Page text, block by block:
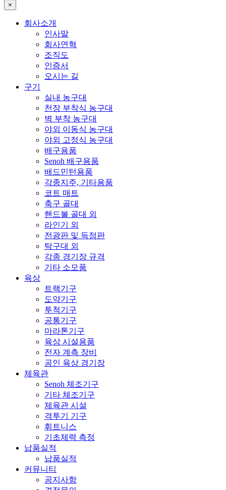
×
회사소개
인사말
회사연혁
조직도
인증서
오시는 길
구기
실내 농구대
천장 부착식 농구대
벽 부착 농구대
야외 이동식 농구대
야외 고정식 농구대
배구용품
Senoh 배구용품
배드민턴용품
각종지주, 기타용품
코트 매트
축구 골대
핸드볼 골대 외
라인기 외
전광판 및 득점판
탁구대 외
각종 경기장 규격
기타 소모품
육상
트랙기구
도약기구
투척기구
공통기구
마라톤기구
육상 시설용품
전자 계측 장비
공인 육상 경기장
체육관
Senoh 체조기구
기타 체조기구
체육관 시설
격투기 기구
휘트니스
기초체력 측정
납품실적
납품실적
커뮤니티
공지사항